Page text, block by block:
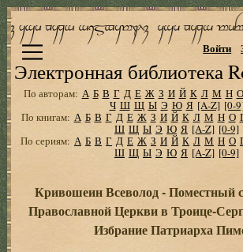
Электронная библиотека
Войти
По авторам: А Б В Г Д Е Ж З И Й К Л М Н О
Ч Ш Щ Ы Э Ю Я [A-Z] [0-
По книгам: А Б В Г Д Е Ж З И Й К Л М Н О
Ш Щ Ы Э Ю Я [A-Z] [0-9]
По сериям: А Б В Г Д Е Ж З И Й К Л М Н О
Ш Щ Ы Э Ю Я [A-Z] [0-9]
Кривошеин Всеволод - Поместный
Православной Церкви в Троице-
Избрание Патриарха